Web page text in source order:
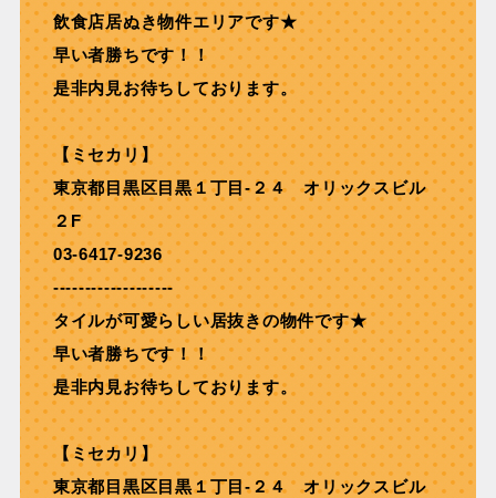
飲食店居ぬき物件エリアです★
早い者勝ちです！！
是非内見お待ちしております。
【ミセカリ】
東京都目黒区目黒１丁目-２４ オリックスビル
２F
03-6417-9236
-------------------
タイルが可愛らしい居抜きの物件です★
早い者勝ちです！！
是非内見お待ちしております。
【ミセカリ】
東京都目黒区目黒１丁目-２４ オリックスビル